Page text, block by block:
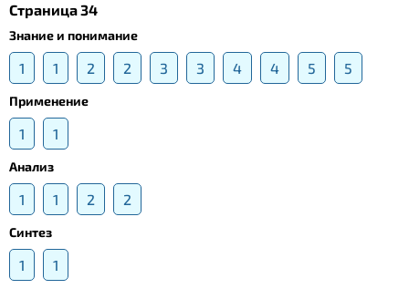
Страница 34
Знание и понимание
1 1 2 2 3 3 4 4 5 5
Применение
1 1
Анализ
1 1 2 2
Синтез
1 1